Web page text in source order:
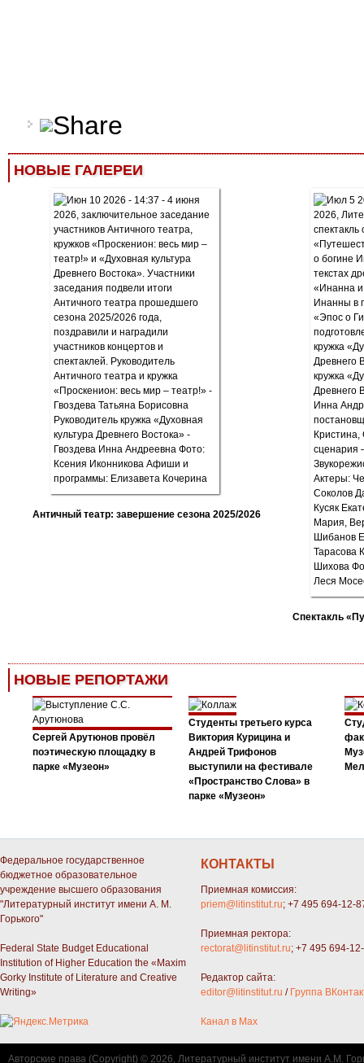
НОВЫЕ ГАЛЕРЕИ
Античный театр: завершение сезона 2025/2026
Спектакль
НОВЫЕ РЕПОРТАЖИ
Сергей Арутюнов провёл
поэтическую площадку в
парке «Музеон»
Студенты третьего курса
Виктория Курицина и
Андрей Трифонов
выступили на фестивале
«Пространство Слова» в
парке «Музеон»
Федеральное государственное
бюджетное образовательное
учреждение высшего образования
"Литературный институт имени А. М.
Горького"
Federal State Budget Educational
Institution of Higher Education the «Maxim
Gorky Institute of Literature and Creative
Writing»
КОНТАКТЫ
Приемная комиссия:
priem@litinstitut.ru; +7 495 694-12-
Приемная ректора:
rectorat@litinstitut.ru; +7 495 694-
Редактор сайта:
editor@litinstitut.ru / Группа
Канал в Max
Авторские права (Copyright) © 2026, Литературный институт имени А.М.